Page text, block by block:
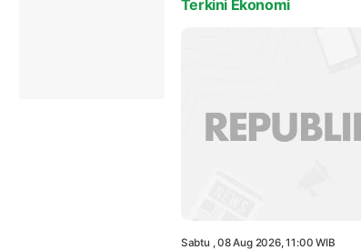
Terkini Ekonomi
Sabtu , 08 Aug 2026, 11:00 WIB